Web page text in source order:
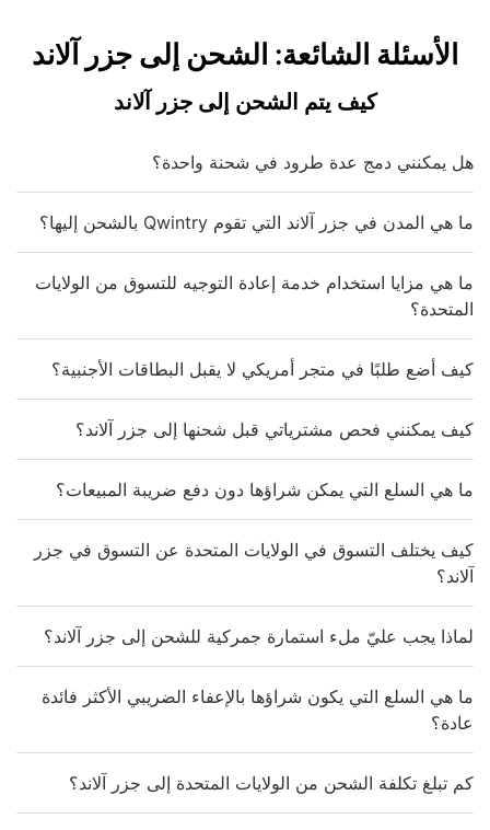
الأسئلة الشائعة: الشحن إلى جزر آلاند
كيف يتم الشحن إلى جزر آلاند
هل يمكنني دمج عدة طرود في شحنة واحدة؟
ما هي المدن في جزر آلاند التي تقوم Qwintry بالشحن إليها؟
ما هي مزايا استخدام خدمة إعادة التوجيه للتسوق من الولايات
المتحدة؟
كيف أضع طلبًا في متجر أمريكي لا يقبل البطاقات الأجنبية؟
كيف يمكنني فحص مشترياتي قبل شحنها إلى جزر آلاند؟
ما هي السلع التي يمكن شراؤها دون دفع ضريبة المبيعات؟
كيف يختلف التسوق في الولايات المتحدة عن التسوق في جزر
آلاند؟
لماذا يجب عليّ ملء استمارة جمركية للشحن إلى جزر آلاند؟
ما هي السلع التي يكون شراؤها بالإعفاء الضريبي الأكثر فائدة
عادة؟
كم تبلغ تكلفة الشحن من الولايات المتحدة إلى جزر آلاند؟